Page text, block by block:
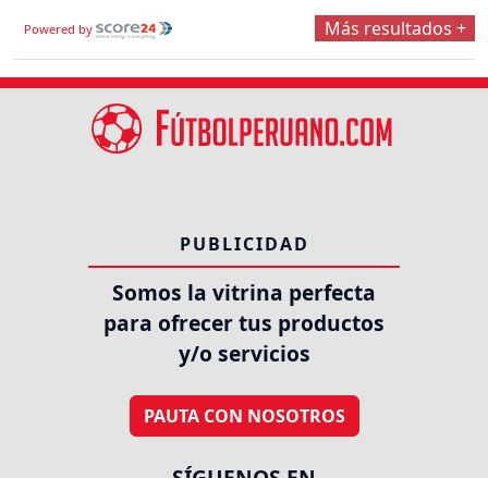
Powered by Más resultados +
PUBLICIDAD
Somos la vitrina perfecta
para ofrecer tus productos
y/o servicios
PAUTA CON NOSOTROS